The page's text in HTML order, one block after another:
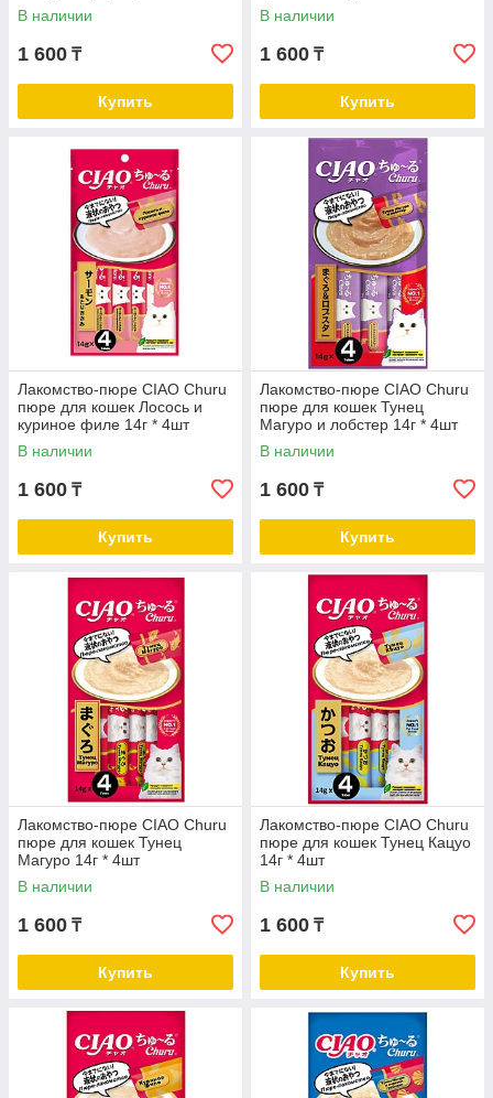
В наличии
1 600 ₸
Купить
В наличии
1 600 ₸
Купить
Лакомство-пюре CIAO Churu
пюре для кошек Лосось и
куриное филе 14г * 4шт
В наличии
1 600 ₸
Купить
Лакомство-пюре CIAO Churu
пюре для кошек Тунец
Магуро и лобстер 14г * 4шт
В наличии
1 600 ₸
Купить
Лакомство-пюре CIAO Churu
пюре для кошек Тунец
Магуро 14г * 4шт
В наличии
1 600 ₸
Купить
Лакомство-пюре CIAO Churu
пюре для кошек Тунец Кацуо
14г * 4шт
В наличии
1 600 ₸
Купить